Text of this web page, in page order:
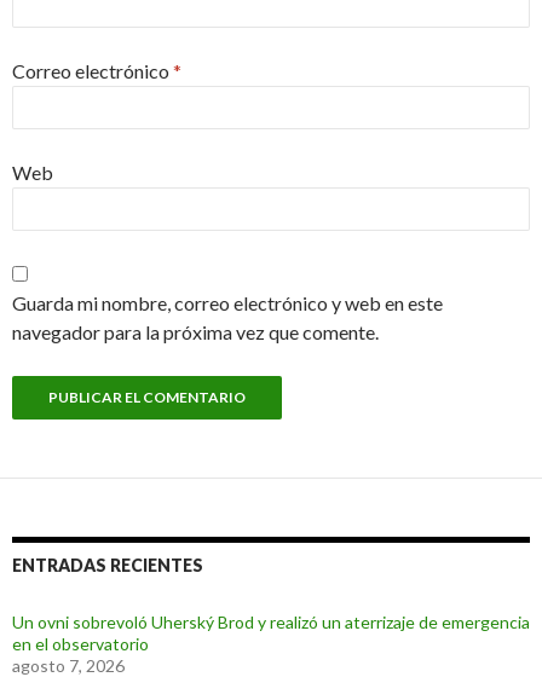
Correo electrónico *
Web
Guarda mi nombre, correo electrónico y web en este
navegador para la próxima vez que comente.
ENTRADAS RECIENTES
Un ovni sobrevoló Uherský Brod y realizó un aterrizaje de emergencia
en el observatorio
agosto 7, 2026